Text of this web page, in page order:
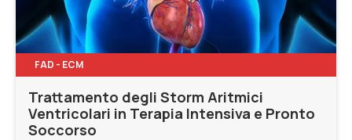
FAD - ECM
Trattamento degli Storm Aritmici
Ventricolari in Terapia Intensiva e Pronto
Soccorso